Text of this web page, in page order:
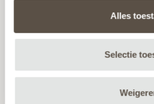
Alles
Selectie
die autoriteiten, waarna deze
deze privacyverklaring vallen.
Indien bepaalde informatie
verantwoordelijke het verplichte